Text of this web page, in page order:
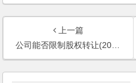
上一篇
公司能否限制股权转让(2005)